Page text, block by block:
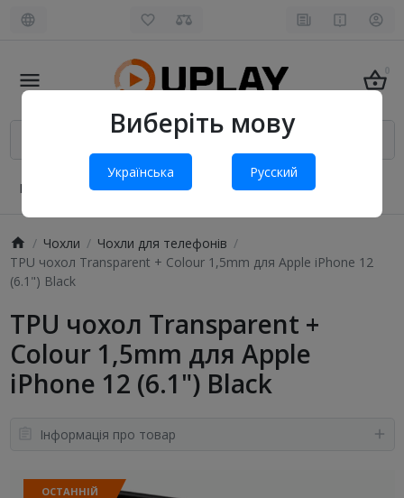
Виберіть мову
Українська Русский
0
Про нас Оплата і доставка Обмін та повернення
Чохли
Чохли для телефонів
TPU чохол Transparent + Colour 1,5mm для Apple iPhone 12
(6.1") Black
TPU чохол Transparent +
Colour 1,5mm для Apple
iPhone 12 (6.1") Black
Інформація про товар
ОСТАННІЙ